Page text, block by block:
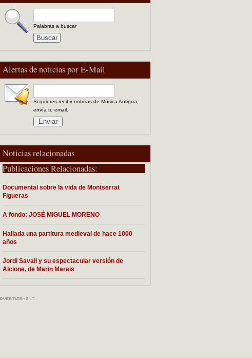
Palabras a buscar
Alertas de noticias por E-Mail
Si quieres recibir noticias de Música Antigua,
envía tu email.
Noticias relacionadas
Publicaciones Relacionadas:
Documental sobre la vida de Montserrat
Figueras
A fondo: JOSÉ MIGUEL MORENO
Hallada una partitura medieval de hace 1000
años
Jordi Savall y su espectacular versión de
Alcione, de Marin Marais